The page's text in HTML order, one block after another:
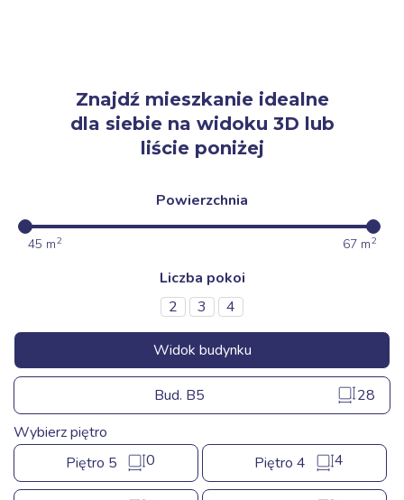
Znajdź mieszkanie idealne
dla siebie na widoku 3D lub
liście poniżej
Powierzchnia
45 m2 67 m2
Liczba pokoi
2
3 4
Bud. B5
28
Wybierz piętro
Piętro 5
0
0
Piętro 4
4
4